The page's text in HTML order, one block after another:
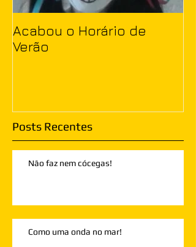
Acabou o Horário de
Verão
Posts Recentes
Não faz nem cócegas!
Como uma onda no mar!